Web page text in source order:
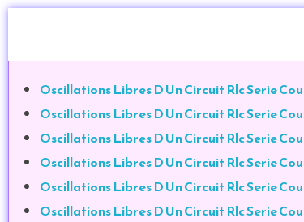
Oscillations Libres D Un Circuit Rlc Serie
Oscillations Libres D Un Circuit Rlc Serie
Oscillations Libres D Un Circuit Rlc Serie
Oscillations Libres D Un Circuit Rlc Serie
Oscillations Libres D Un Circuit Rlc Serie
Oscillations Libres D Un Circuit Rlc Serie